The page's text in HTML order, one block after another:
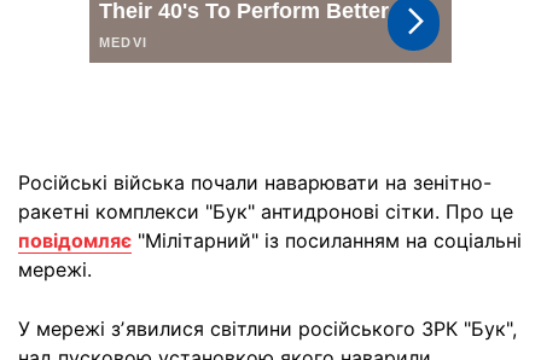
Російські війська почали наварювати на зенітно-
ракетні комплекси "Бук" антидронові сітки. Про це
повідомляє "Мілітарний" із посиланням на соціальні
мережі.
У мережі зʼявилися світлини російського ЗРК "Бук",